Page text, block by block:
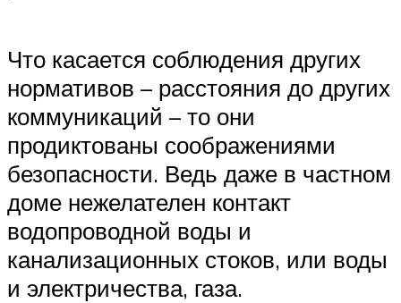
Что касается соблюдения других
нормативов – расстояния до других
коммуникаций – то они
продиктованы соображениями
безопасности. Ведь даже в частном
доме нежелателен контакт
водопроводной воды и
канализационных стоков, или воды
и электричества, газа.